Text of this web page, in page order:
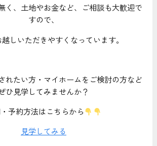
く、土地やお金など、ご相談も大歓迎で
すので、
しいただきやすくなっています。
れたい方・マイホームをご検討の方など
ひ見学してみませんか？
予約方法はこちらから
見学してみる